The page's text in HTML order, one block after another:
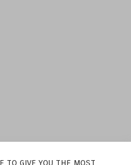
to give you the most